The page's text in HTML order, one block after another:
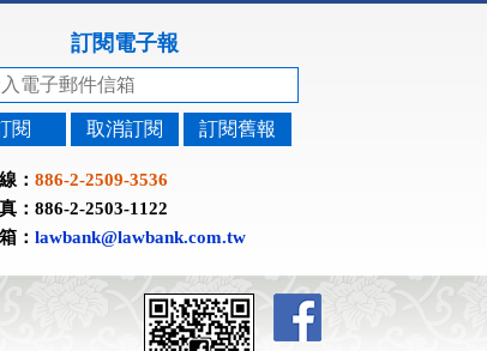
訂閱電子報
閱 取消訂閱 訂閱舊報
： 886-2-2509-3536
886-2-2503-1122
： lawbank@lawbank.com.tw